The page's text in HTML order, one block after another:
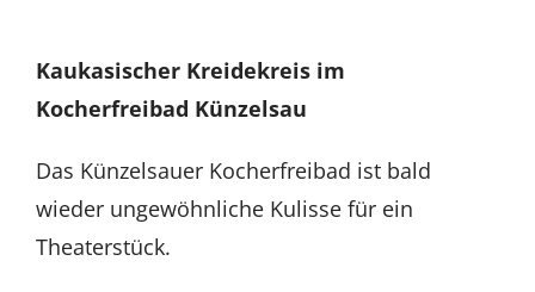
Kaukasischer Kreidekreis im
Kocherfreibad Künzelsau
Das Künzelsauer Kocherfreibad ist bald
wieder ungewöhnliche Kulisse für ein
Theaterstück.